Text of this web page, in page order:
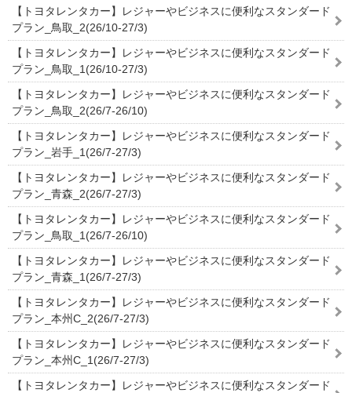
【トヨタレンタカー】レジャーやビジネスに便利なスタンダード
プラン_鳥取_2(26/10-27/3)
【トヨタレンタカー】レジャーやビジネスに便利なスタンダード
プラン_鳥取_1(26/10-27/3)
【トヨタレンタカー】レジャーやビジネスに便利なスタンダード
プラン_鳥取_2(26/7-26/10)
【トヨタレンタカー】レジャーやビジネスに便利なスタンダード
プラン_岩手_1(26/7-27/3)
【トヨタレンタカー】レジャーやビジネスに便利なスタンダード
プラン_青森_2(26/7-27/3)
【トヨタレンタカー】レジャーやビジネスに便利なスタンダード
プラン_鳥取_1(26/7-26/10)
【トヨタレンタカー】レジャーやビジネスに便利なスタンダード
プラン_青森_1(26/7-27/3)
【トヨタレンタカー】レジャーやビジネスに便利なスタンダード
プラン_本州C_2(26/7-27/3)
【トヨタレンタカー】レジャーやビジネスに便利なスタンダード
プラン_本州C_1(26/7-27/3)
【トヨタレンタカー】レジャーやビジネスに便利なスタンダード